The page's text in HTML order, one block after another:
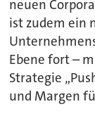
neuen
ist zudem ein
Ebene fort –
Strategie
und Margen